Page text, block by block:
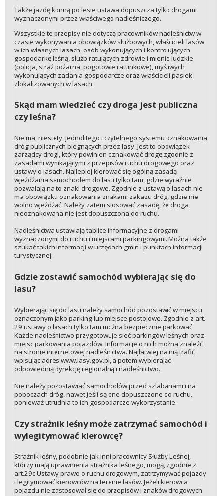
Także jazdę konną po lesie ustawa dopuszcza tylko drogami
wyznaczonymi przez właściwego nadleśniczego.
Wszystkie te przepisy nie dotyczą pracowników nadleśnictw w
czasie wykonywania obowiązków służbowych, właścicieli lasów
w ich własnych lasach, osób wykonujących i kontrolujących
gospodarkę leśną, służb ratujących zdrowie i mienie ludzkie
(policja, straż pożarna, pogotowie ratunkowe), myśliwych
wykonujących zadania gospodarcze oraz właścicieli pasiek
zlokalizowanych w lasach.
Skąd mam wiedzieć czy droga jest publiczna
czy leśna?
Nie ma, niestety, jednolitego i czytelnego systemu oznakowania
dróg publicznych biegnących przez lasy. Jest to obowiązek
zarządcy drogi, który powinien oznakować drogę zgodnie z
zasadami wynikającymi z przepisów ruchu drogowego oraz
ustawy o lasach. Najlepiej kierować się ogólną zasadą
wjeżdżania samochodem do lasu tylko tam, gdzie wyraźnie
pozwalają na to znaki drogowe. Zgodnie z ustawą o lasach nie
ma obowiązku oznakowania znakami zakazu dróg, gdzie nie
wolno wjeżdżać. Należy zatem stosować zasadę, że droga
nieoznakowana nie jest dopuszczona do ruchu.
Nadleśnictwa ustawiają tablice informacyjne z drogami
wyznaczonymi do ruchu i miejscami parkingowymi. Można także
szukać takich informacji w urzędach gmin i punktach informacji
turystycznej.
Gdzie zostawić samochód wybierając się do
lasu?
Wybierając się do lasu należy samochód pozostawić w miejscu
oznaczonym jako parking lub miejsce postojowe. Zgodnie z art.
29 ustawy o lasach tylko tam można bezpiecznie parkować.
Każde nadleśnictwo przygotowuje sieć parkingów leśnych oraz
miejsc parkowania pojazdów. Informacje o nich można znaleźć
na stronie internetowej nadleśnictwa. Najłatwiej na nią trafić
wpisując adres www.lasy.gov.pl, a potem wybierając
odpowiednią dyrekcję regionalną i nadleśnictwo.
Nie należy pozostawiać samochodów przed szlabanami i na
poboczach dróg, nawet jeśli są one dopuszczone do ruchu,
ponieważ utrudnia to ich gospodarcze wykorzystanie.
Czy strażnik leśny może zatrzymać samochód i
wylegitymować kierowcę?
Strażnik leśny, podobnie jak inni pracownicy Służby Leśnej,
którzy mają uprawnienia strażnika leśnego, mogą, zgodnie z
art.29c Ustawy prawo o ruchu drogowym, zatrzymywać pojazdy
i legitymować kierowców na terenie lasów. Jeżeli kierowca
pojazdu nie zastosował się do przepisów i znaków drogowych